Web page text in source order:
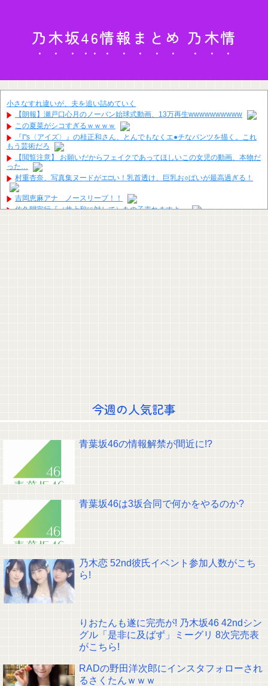
乃木坂46情報まとめ 乃木情
小さなすれ違いが、夫を追い詰めていく
【朗報】瀬戸口心月のノーバン始球式動画、13万再生wwwwwwwwww
この夏菜がシコすぎるｗｗｗｗ
『I"s〈アイズ〉』の桂正和さん、とんでもなくエ●チなパンツを描く。これ
もう芸術だろ
【閲覧注意】 お願いだからフェイクであってほしいこの女児の動画、本物だ
った…
村重杏奈、写真集ヌードがエ□い！乳首透け、巨乳お○ぱいが最高過ぎる！
吉岡恵麻アナ ノースリーブ！！
佐久間宣行『（井上和に対して）あの子売れますよ』
クレバテスⅡ-魔獣の王と偽りの勇者伝承- 第4話 感想：敵を探すよりトアの
【櫻坂46】山田桃実からお知らせ
Powered by livedoor 相互RSS
今週の人気記事
青葉坂46の情報解禁が間近に!?
青葉坂46は3坂合同で何かをやるのか?
乃木恋 52nd彼氏イベント参加人数がこち
ら!
りおたんも遂に完売が! 乃木坂46 42ndシン
グル「是非に及ばず」ミーグリ 8次完売表
がこちら!
RADの野田洋次郎にインスタフォローされ
るさくたんｗｗｗ